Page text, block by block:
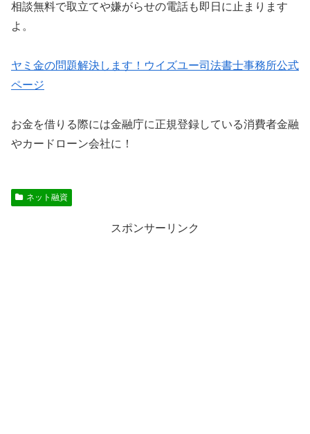
相談無料で取立てや嫌がらせの電話も即日に止まります
よ。
ヤミ金の問題解決します！ウイズユー司法書士事務所公式
ページ
お金を借りる際には金融庁に正規登録している消費者金融
やカードローン会社に！
ネット融資
スポンサーリンク